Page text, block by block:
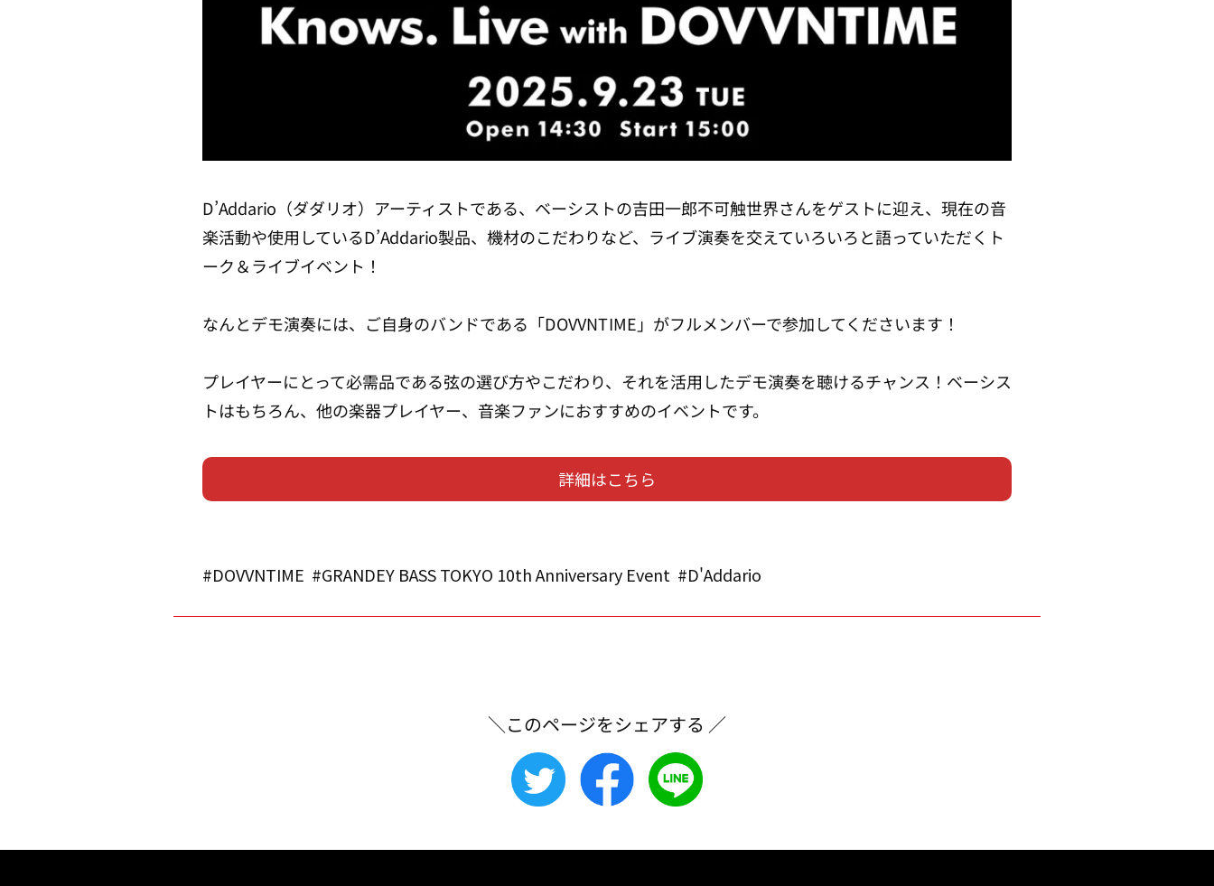
D’Addario（ダダリオ）アーティストである、ベーシストの吉田一郎不可触世界さんをゲストに迎え、現在の音
楽活動や使用しているD’Addario製品、機材のこだわりなど、ライブ演奏を交えていろいろと語っていただくト
ーク＆ライブイベント！
なんとデモ演奏には、ご自身のバンドである「DOVVNTIME」がフルメンバーで参加してくださいます！
プレイヤーにとって必需品である弦の選び方やこだわり、それを活用したデモ演奏を聴けるチャンス！ベーシス
トはもちろん、他の楽器プレイヤー、音楽ファンにおすすめのイベントです。
詳細はこちら
#DOVVNTIME #GRANDEY BASS TOKYO 10th Anniversary Event #D'Addario
＼このページをシェアする ／